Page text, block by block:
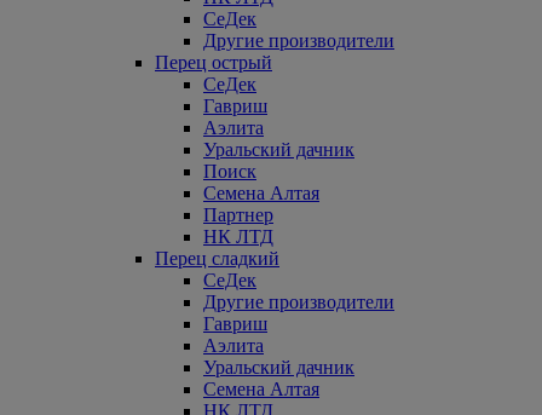
СеДек
Другие производители
Перец острый
СеДек
Гавриш
Аэлита
Уральский дачник
Поиск
Семена Алтая
Партнер
НК ЛТД
Перец сладкий
СеДек
Другие производители
Гавриш
Аэлита
Уральский дачник
Семена Алтая
НК ЛТД